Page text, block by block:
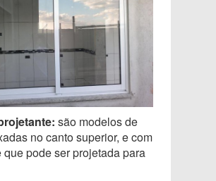
são modelos de
no canto superior, e com
que pode ser projetada para